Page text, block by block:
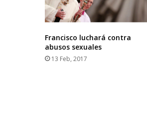
Francisco luchará contra
abusos sexuales
13 Feb, 2017